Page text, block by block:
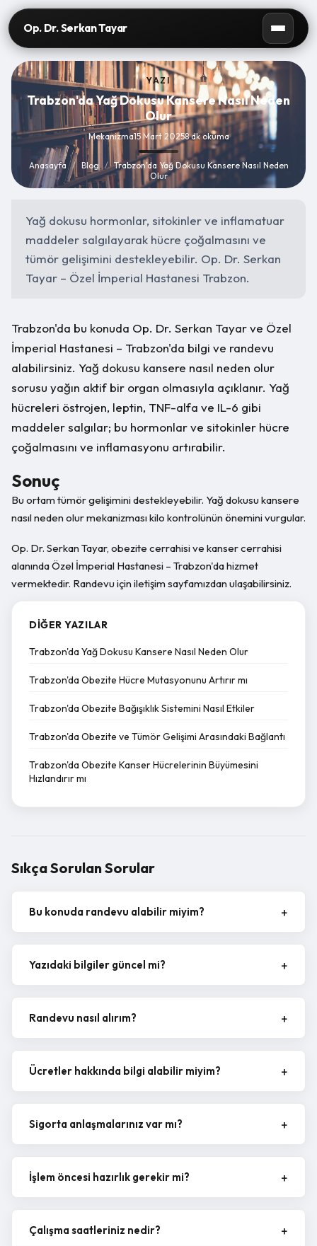
Op. Dr. Serkan Tayar
YAZI
Trabzon'da Yağ Dokusu Kansere Nasıl Neden
Olur
Mekanizma15 Mart 20258 dk okuma
Anasayfa / Blog / Trabzon'da Yağ Dokusu Kansere Nasıl Neden
Olur
DIĞER YAZILAR
Trabzon'da Yağ Dokusu Kansere Nasıl Neden Olur
Trabzon'da Obezite Hücre Mutasyonunu Artırır mı
Trabzon'da Obezite Bağışıklık Sistemini Nasıl Etkiler
Trabzon'da Obezite ve Tümör Gelişimi Arasındaki Bağlantı
Trabzon'da Obezite Kanser Hücrelerinin Büyümesini
Hızlandırır mı
Yağ dokusu hormonlar, sitokinler ve inflamatuar
maddeler salgılayarak hücre çoğalmasını ve
tümör gelişimini destekleyebilir. Op. Dr. Serkan
Tayar – Özel İmperial Hastanesi Trabzon.
Trabzon'da bu konuda Op. Dr. Serkan Tayar ve Özel
İmperial Hastanesi – Trabzon'da bilgi ve randevu
alabilirsiniz. Yağ dokusu kansere nasıl neden olur
sorusu yağın aktif bir organ olmasıyla açıklanır. Yağ
hücreleri östrojen, leptin, TNF-alfa ve IL-6 gibi
maddeler salgılar; bu hormonlar ve sitokinler hücre
çoğalmasını ve inflamasyonu artırabilir.
Sonuç
Bu ortam tümör gelişimini destekleyebilir. Yağ dokusu kansere
nasıl neden olur mekanizması kilo kontrolünün önemini vurgular.
Op. Dr. Serkan Tayar, obezite cerrahisi ve kanser cerrahisi
alanında Özel İmperial Hastanesi – Trabzon'da hizmet
vermektedir. Randevu için iletişim sayfamızdan ulaşabilirsiniz.
Sıkça Sorulan Sorular
Bu konuda randevu alabilir miyim?
Yazıdaki bilgiler güncel mi?
Randevu nasıl alırım?
Ücretler hakkında bilgi alabilir miyim?
Sigorta anlaşmalarınız var mı?
İşlem öncesi hazırlık gerekir mi?
Çalışma saatleriniz nedir?